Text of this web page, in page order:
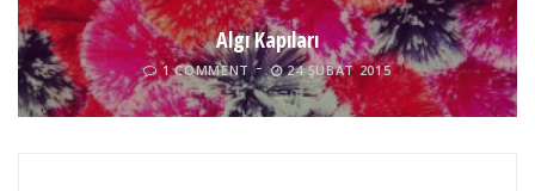
Algı Kapıları
1 COMMENT 24 ŞUBAT 2015